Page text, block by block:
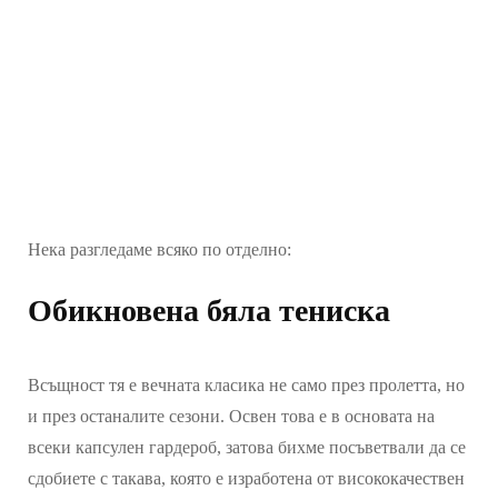
Нека разгледаме всяко по отделно:
Обикновена бяла тениска
Всъщност тя е вечната класика не само през пролетта, но
и през останалите сезони. Освен това е в основата на
всеки капсулен гардероб, затова бихме посъветвали да се
сдобиете с такава, която е изработена от висококачествен